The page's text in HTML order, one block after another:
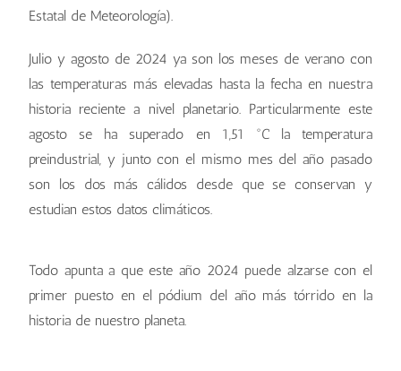
Estatal de Meteorología).
Julio y agosto de 2024 ya son los meses de verano con
las temperaturas más elevadas hasta la fecha en nuestra
historia reciente a nivel planetario. Particularmente este
agosto se ha superado en 1,51 °C la temperatura
preindustrial, y junto con el mismo mes del año pasado
son los dos más cálidos desde que se conservan y
estudian estos datos climáticos.
Todo apunta a que este año 2024 puede alzarse con el
primer puesto en el pódium del año más tórrido en la
historia de nuestro planeta.